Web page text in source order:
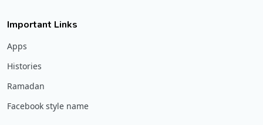
Important Links
Apps
Histories
Ramadan
Facebook style name